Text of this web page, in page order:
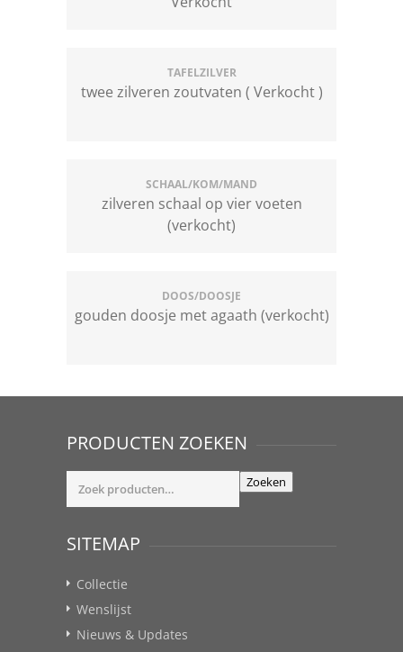
TAFELZILVER
twee zilveren zoutvaten ( Verkocht )
SCHAAL/KOM/MAND
zilveren schaal op vier voeten
(verkocht)
DOOS/DOOSJE
gouden doosje met agaath (verkocht)
PRODUCTEN ZOEKEN
Zoeken
Zoeken
SITEMAP
Collectie
Wenslijst
Nieuws & Updates